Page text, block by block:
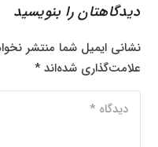
دیدگاهتان را بنویسید
نشانی ایمیل شما منتشر
علامت‌گذاری شده‌اند*